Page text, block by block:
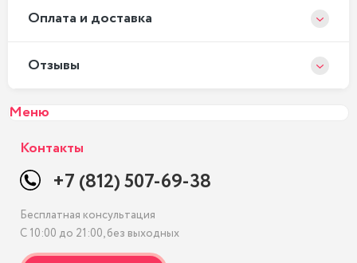
Оплата и доставка
Отзывы
Меню
Контакты
+7 (812) 507-69-38
Бесплатная консультация
С 10:00 до 21:00, без выходных